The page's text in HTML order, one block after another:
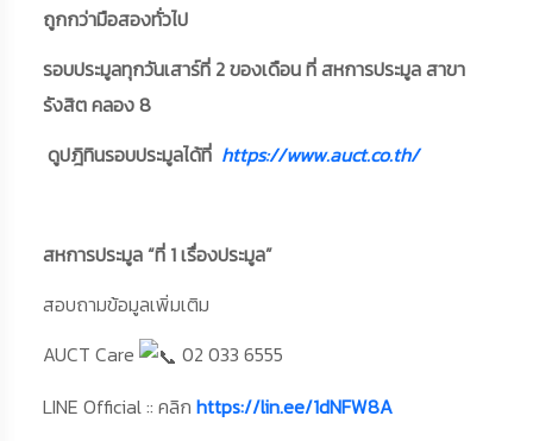
ถูกกว่ามือสองทั่วไป
รอบประมูลทุกวันเสาร์ที่ 2 ของเดือน ที่ สหการประมูล สาขา
รังสิต คลอง 8
ดูปฎิทินรอบประมูลได้ที่ https://www.auct.co.th/
สหการประมูล “ที่ 1 เรื่องประมูล”
สอบถามข้อมูลเพิ่มเติม
AUCT Care
02 033 6555
LINE Official :: คลิก https://lin.ee/1dNFW8A